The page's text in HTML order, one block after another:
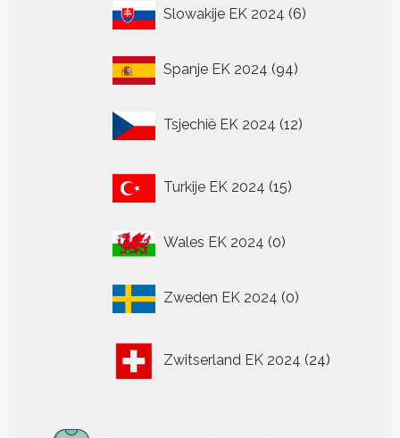
Slowakije EK 2024 6
producten
Spanje EK 2024 9494
Tsjechië EK 2024 12
producten
Turkije EK 2024 15
producten
Wales EK 2024 00
Zweden EK 2024 0
producten
Zwitserland EK 2024 24
producten